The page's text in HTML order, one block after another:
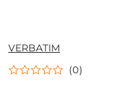
NAZWA
PRODUCENTA:
VERBATIM
(0)